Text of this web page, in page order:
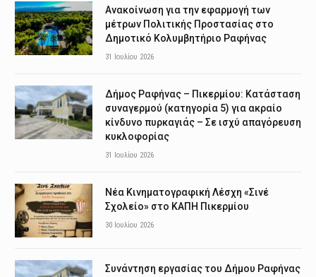
Ανακοίνωση για την εφαρμογή των
μέτρων Πολιτικής Προστασίας στο
Δημοτικό Κολυμβητήριο Ραφήνας
31 Ιουλίου 2026
Δήμος Ραφήνας – Πικερμίου: Κατάσταση
συναγερμού (κατηγορία 5) για ακραίο
κίνδυνο πυρκαγιάς – Σε ισχύ απαγόρευση
κυκλοφορίας
31 Ιουλίου 2026
Νέα Κινηματογραφική Λέσχη «Σινέ
Σχολείο» στο ΚΑΠΗ Πικερμίου
30 Ιουλίου 2026
Συνάντηση εργασίας του Δήμου Ραφήνας